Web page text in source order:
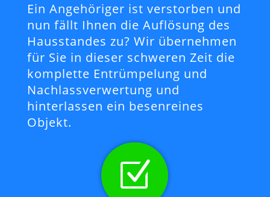
Ein Angehöriger ist verstorben und
nun fällt Ihnen die Auflösung des
Hausstandes zu? Wir übernehmen
für Sie in dieser schweren Zeit die
komplette Entrümpelung und
Nachlassverwertung und
hinterlassen ein besenreines
Objekt.
Z